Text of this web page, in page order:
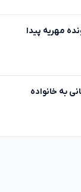
مهریه پیدا
به خانواده